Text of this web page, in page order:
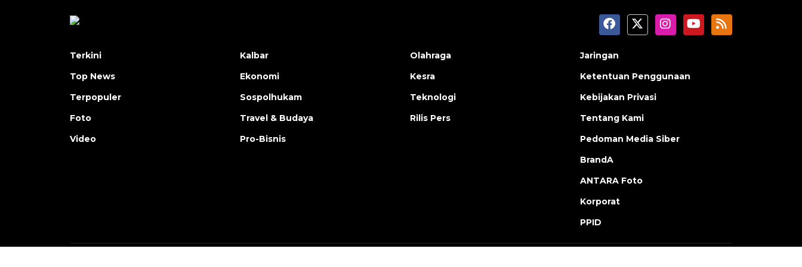
Terkini
Top News
Terpopuler
Foto
Video
Kalbar
Ekonomi
Sospolhukam
Travel & Budaya
Pro-Bisnis
Olahraga
Kesra
Teknologi
Rilis Pers
Jaringan
Ketentuan Penggunaan
Kebijakan Privasi
Tentang Kami
Pedoman Media Siber
BrandA
ANTARA Foto
Korporat
PPID